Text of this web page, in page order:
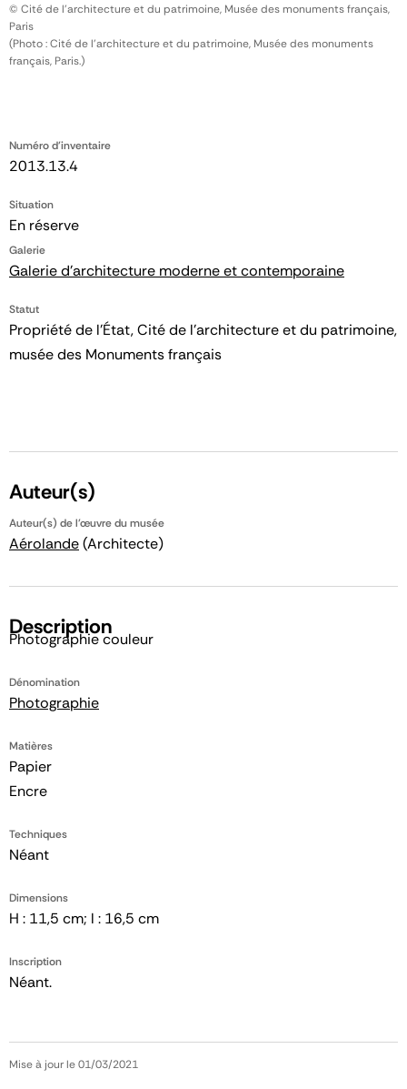
Numéro d'inventaire
2013.13.4
Situation
En réserve
Galerie
Galerie d'architecture moderne et contemporaine
Statut
Propriété de l’État, Cité de l’architecture et du patrimoine,
musée des Monuments français
© Cité de l'architecture et du patrimoine, Musée des monuments français,
Paris
(Photo : Cité de l'architecture et du patrimoine, Musée des monuments
français, Paris.)
Auteur(s)
Auteur(s) de l'œuvre du musée
Aérolande(Architecte)
Description
Photographie couleur
Dénomination
Photographie
Matières
Papier
Encre
Techniques
Néant
Dimensions
H : 11,5 cm; l : 16,5 cm
Inscription
Néant.
Mise à jour le 01/03/2021